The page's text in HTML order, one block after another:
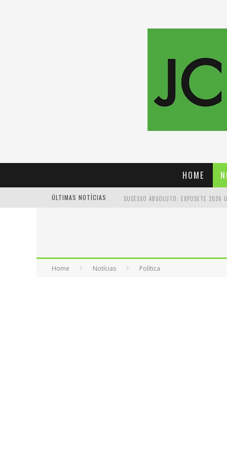
HOME
ÚLTIMAS NOTÍCIAS
Home Notícias Política